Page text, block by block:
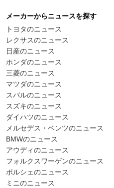
メーカーからニュースを探す
トヨタのニュース
レクサスのニュース
日産のニュース
ホンダのニュース
三菱のニュース
マツダのニュース
スバルのニュース
スズキのニュース
ダイハツのニュース
メルセデス・ベンツのニュース
BMWのニュース
アウディのニュース
フォルクスワーゲンのニュース
ポルシェのニュース
ミニのニュース